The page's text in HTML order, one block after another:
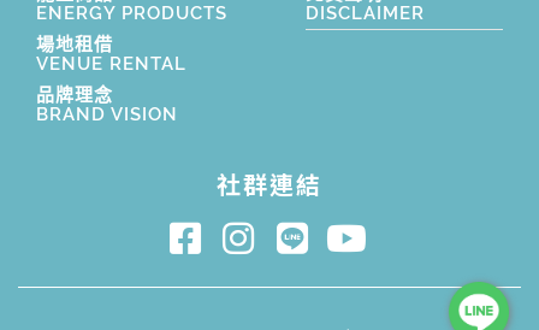
ENERGY PRODUCTS
場地租借
VENUE RENTAL
品牌理念
BRAND VISION
DISCLAIMER
社群連結